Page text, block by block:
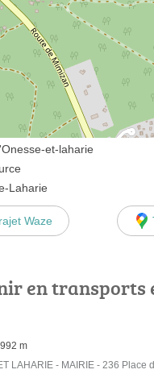
et-laharie
Laharie
Waze
en transports
m
LAHARIE - MAIRIE - 236 Place